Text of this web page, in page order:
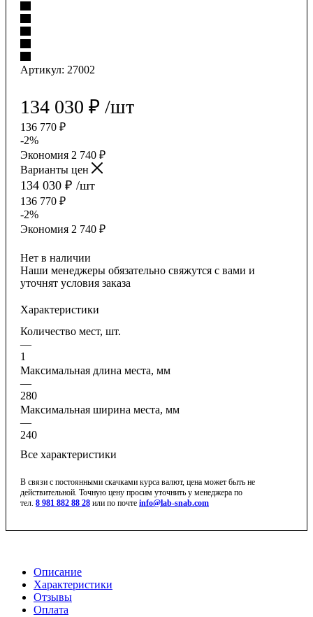
Артикул: 27002
134 030 ₽ /шт
136 770 ₽
-2%
Экономия 2 740 ₽
Варианты цен
134 030 ₽ /шт
136 770 ₽
-2%
Экономия 2 740 ₽
Нет в наличии
Наши менеджеры обязательно свяжутся с вами и
уточнят условия заказа
Характеристики
Количество мест, шт.
—
1
Максимальная длина места, мм
—
280
Максимальная ширина места, мм
—
240
Все характеристики
В связи с постоянными скачками курса валют, цена может быть не
действительной. Точную цену просим уточнить у менеджера по
тел. 8 981 882 88 28 или по почте info@lab-snab.com
Описание
Характеристики
Отзывы
Оплата